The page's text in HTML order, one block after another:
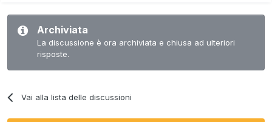
Archiviata
La discussione è ora archiviata e chiusa ad ulteriori
risposte.
Vai alla lista delle discussioni